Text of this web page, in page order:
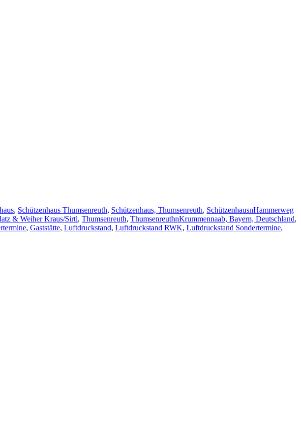
, Schützenhaus Thumsenreuth, Schützenhaus, Thumsenreuth, SchützenhausnHammerweg
& Weiher Kraus/Sirtl, Thumsenreuth, ThumsenreuthnKrummennaab, Bayern, Deutschland,
, Gaststätte, Luftdruckstand, Luftdruckstand RWK, Luftdruckstand Sondertermine,